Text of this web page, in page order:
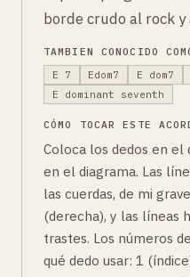
borde crudo al rock
TAMBIEN CONOCIDO
E 7
Edom7 E dom7
E dominant seventh
CÓMO TOCAR ESTE
Coloca los dedos en el
en el diagrama. Las
las cuerdas, de mi
(derecha), y las líneas
trastes. Los números
qué dedo usar: 1